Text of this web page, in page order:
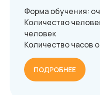
Форма обучения:
Количество
человек
Количество часов
ПОДРОБНЕЕ